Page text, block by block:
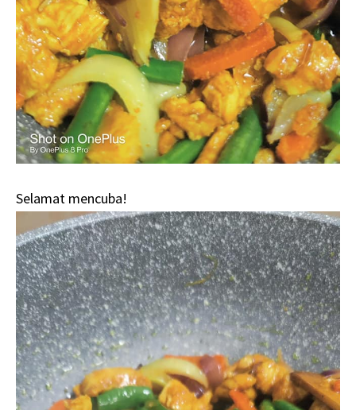
Selamat mencuba!